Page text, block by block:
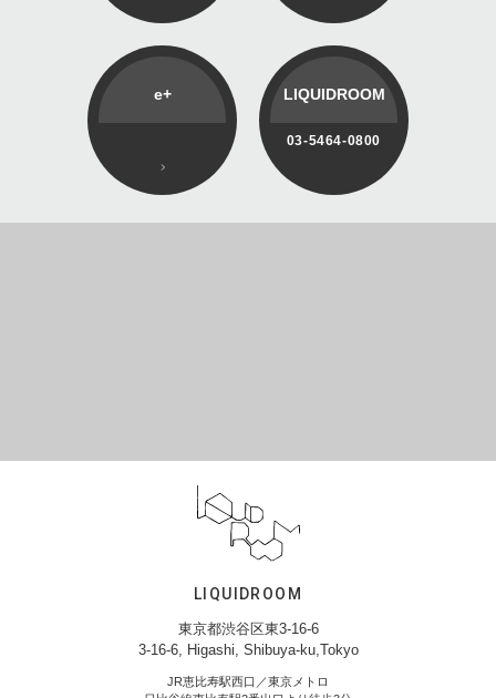
e+ LIQUIDROOM
03-5464-0800
LIQUIDROOM
東京都渋谷区東3-16-6
3-16-6, Higashi, Shibuya-ku,Tokyo
JR恵比寿駅西口／東京メトロ